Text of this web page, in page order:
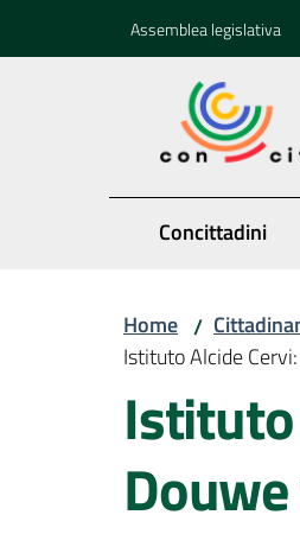
Assemblea legislativa
Concittadini
Home /
Istituto Alcide
Istituto